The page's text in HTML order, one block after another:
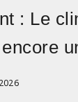
: Le